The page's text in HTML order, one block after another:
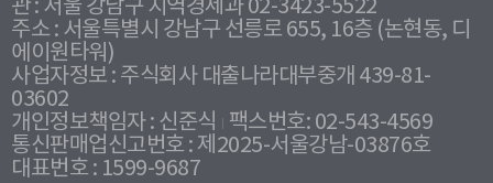
관 : 서울 강남구 지역경제과 02-3423-5522
주소 : 서울특별시 강남구 선릉로 655, 16층 (논현동, 디
에이원타워)
사업자정보 : 주식회사 대출나라대부중개 439-81-
03602
개인정보책임자 : 신준식
팩스번호: 02-543-4569
통신판매업신고번호 : 제2025-서울강남-03876호
대표번호 : 1599-9687